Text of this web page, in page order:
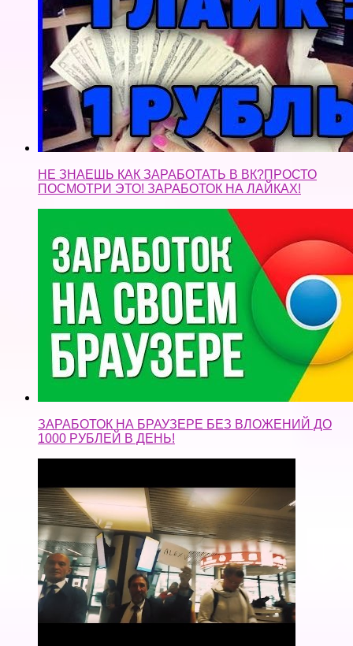
ЗАРАБОТОК НА БРАУЗЕРЕ БЕЗ ВЛОЖЕНИЙ ДО
1000 РУБЛЕЙ В ДЕНЬ!
Как заработать денег? Как со вкусом их потратить?
Ответ в видео